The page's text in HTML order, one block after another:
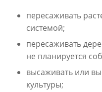
пересаживать
системой;
пересаживать
не планируется
высаживать или
культуры;